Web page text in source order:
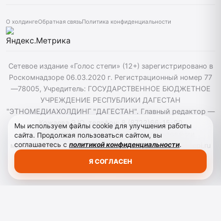
О холдингеОбратная связьПолитика конфиденциальности
Сетевое издание «Голос степи» (12+) зарегистрировано в
Роскомнадзоре 06.03.2020 г. Регистрационный номер 77
—78005, Учредитель: ГОСУДАРСТВЕННОЕ БЮДЖЕТНОЕ
УЧРЕЖДЕНИЕ РЕСПУБЛИКИ ДАГЕСТАН
"ЭТНОМЕДИАХОЛДИНГ "ДАГЕСТАН". Главный редактор —
Кожаева Э.Ю. телефон: 8 (8722)66-15-90
golosstepi@etnomediadag.ru При использовании
материалов сайта активная гиперссылка на golosstepi.ru
Мы используем файлы cookie для улучшения работы
сайта. Продолжая пользоваться сайтом, вы
соглашаетесь с политикой конфиденциальности.
Я СОГЛАСЕН